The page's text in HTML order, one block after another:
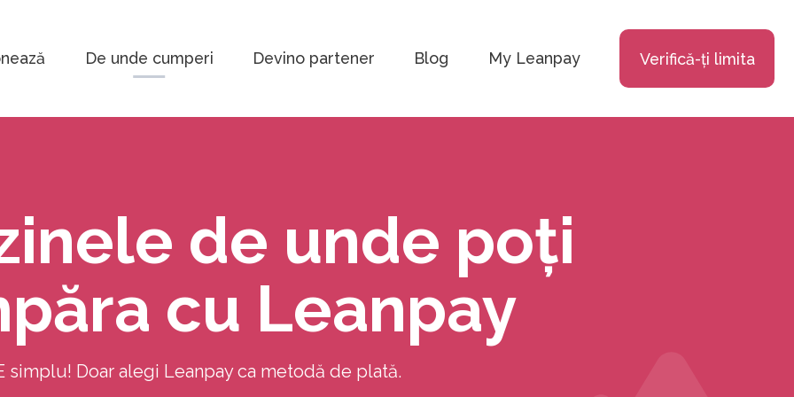
De unde cumperi Devino partener Blog My Leanpay Verifică-ți limita
de unde poți
cu Leanpay
simplu! Doar alegi Leanpay ca metodă de plată.